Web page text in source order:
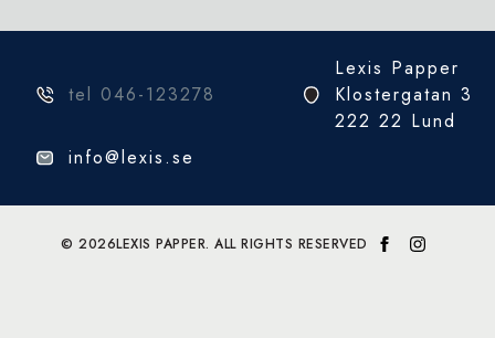
tel 046-123278
Lexis Papper
Klostergatan 3
222 22 Lund
info@lexis.se
© 2026LEXIS PAPPER. ALL RIGHTS RESERVED